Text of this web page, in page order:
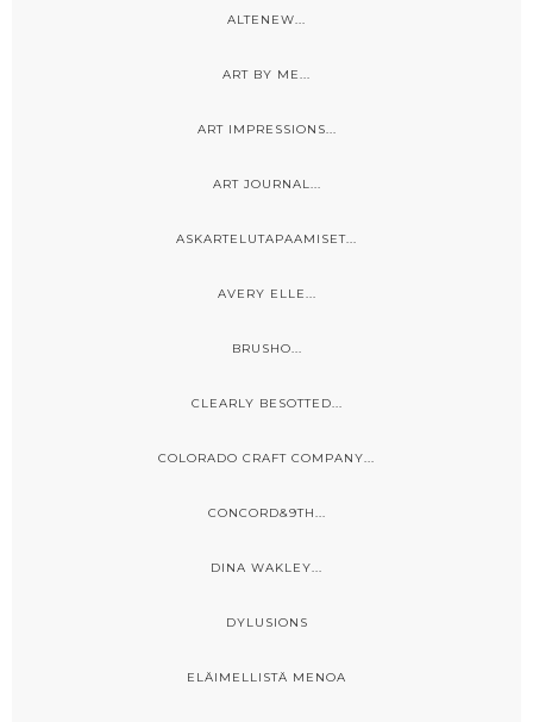
ALTENEW...
ART BY ME...
ART IMPRESSIONS...
ART JOURNAL...
ASKARTELUTAPAAMISET...
AVERY ELLE...
BRUSHO...
CLEARLY BESOTTED...
COLORADO CRAFT COMPANY...
CONCORD&9TH...
DINA WAKLEY...
DYLUSIONS
ELÄIMELLISTÄ MENOA